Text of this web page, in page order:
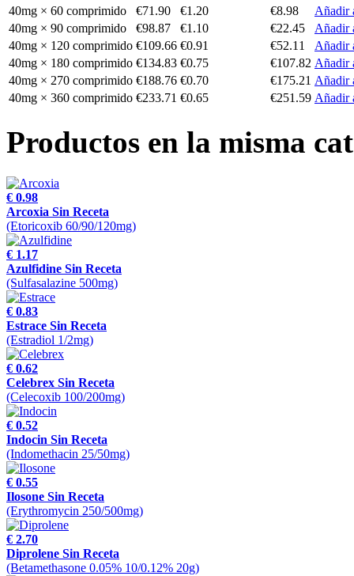
40mg × 60 comprimido €71.90 €1.20 €8.98
Añadir
40mg × 90 comprimido
€98.87 €1.10 €22.45
Añadir
40mg × 120 comprimido €109.66 €0.91 €52.11
Añadir
40mg × 180 comprimido €134.83 €0.75 €107.82 Añadir
40mg × 270 comprimido €188.76 €0.70 €175.21 Añadir
40mg × 360 comprimido €233.71 €0.65 €251.59 Añadir
Productos en la misma
€ 0.98
Arcoxia Sin Receta
(Etoricoxib 60/90/120mg)
€ 1.17
Azulfidine Sin Receta
(Sulfasalazine 500mg)
€ 0.83
Estrace Sin Receta
(Estradiol 1/2mg)
€ 0.62
Celebrex Sin Receta
(Celecoxib 100/200mg)
€ 0.52
Indocin Sin Receta
(Indomethacin 25/50mg)
€ 0.55
Ilosone Sin Receta
(Erythromycin 250/500mg)
€ 2.70
Diprolene Sin Receta
(Betamethasone 0.05% 10/0.12% 20g)